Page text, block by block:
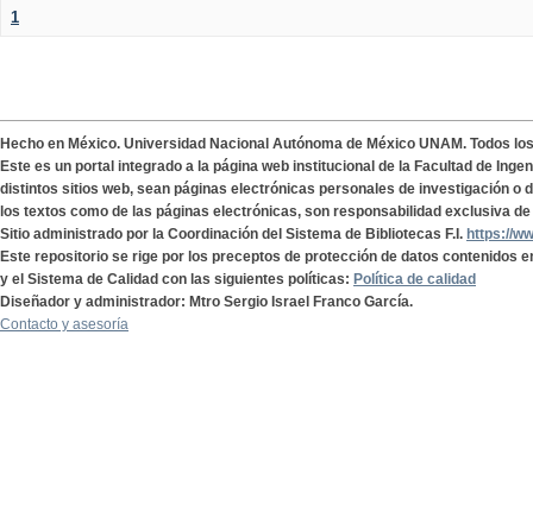
1
Hecho en México. Universidad Nacional Autónoma de México UNAM. Todos
Este es un portal integrado a la página web institucional de la Facultad de
distintos sitios web, sean páginas electrónicas personales de investigación o
los textos como de las páginas electrónicas, son responsabilidad exclusiva
Sitio administrado por la Coordinación del Sistema de Bibliotecas F.I. https://
Este repositorio se rige por los preceptos de protección de datos contenidos
y el Sistema de Calidad con las siguientes políticas: Política de calidad
Diseñador y administrador: Mtro Sergio Israel Franco García.
Contacto y asesoría